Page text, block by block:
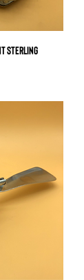
Sterling